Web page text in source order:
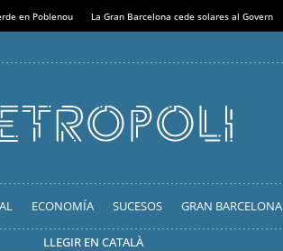
en Poblenou La Gran Barcelona cede solares al Govern
ECONOMÍA SUCESOS GRAN BARCELONA
LLEGIR EN CATALÀ